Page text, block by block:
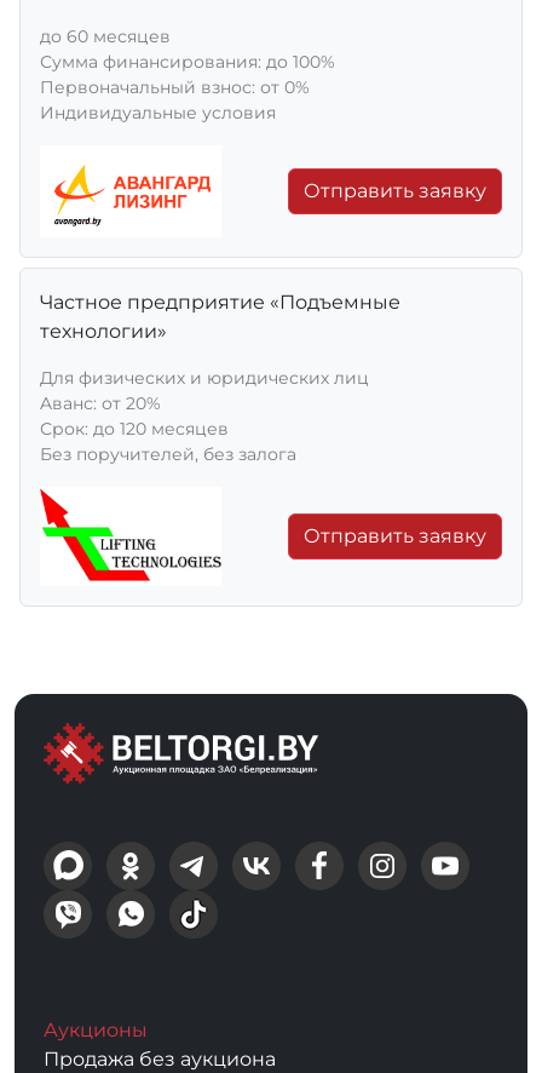
до 60 месяцев
Сумма финансирования: до 100%
Первоначальный взнос: от 0%
Индивидуальные условия
Отправить заявку
Частное предприятие «Подъемные
технологии»
Для физических и юридических лиц
Aванс: от 20%
Срок: до 120 месяцев
Без поручителей, без залога
Отправить заявку
Аукционы
Продажа без аукциона